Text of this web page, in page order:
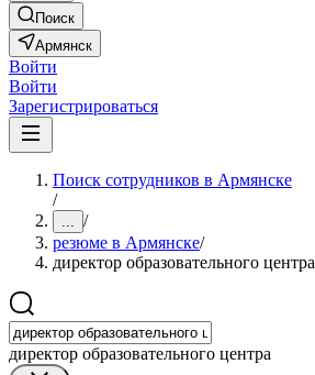
Поиск
Армянск
Войти
Войти
Зарегистрироваться
Поиск сотрудников в Армянске
/
... /
резюме в Армянске/
директор образовательного центра
директор образовательного центра